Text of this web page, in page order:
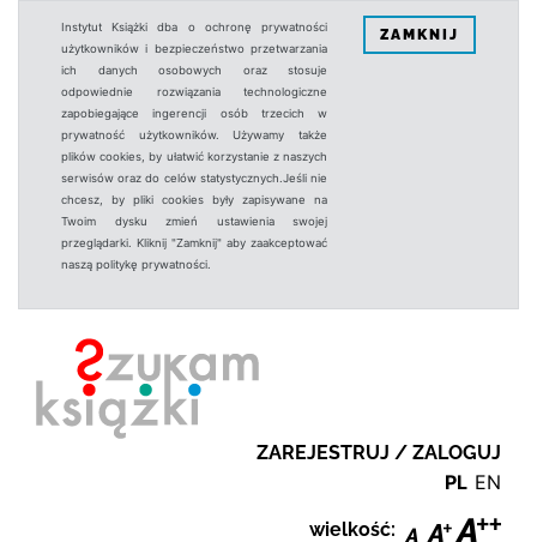
Instytut Książki dba o ochronę prywatności
użytkowników i bezpieczeństwo przetwarzania
ich danych osobowych oraz stosuje
odpowiednie rozwiązania technologiczne
zapobiegające ingerencji osób trzecich w
prywatność użytkowników. Używamy także
plików cookies, by ułatwić korzystanie z naszych
serwisów oraz do celów statystycznych.Jeśli nie
chcesz, by pliki cookies były zapisywane na
Twoim dysku zmień ustawienia swojej
przeglądarki. Kliknij "Zamknij" aby zaakceptować
naszą politykę prywatności.
ZAMKNIJ
ZAREJESTRUJ / ZALOGUJ
PL EN
wielkość: